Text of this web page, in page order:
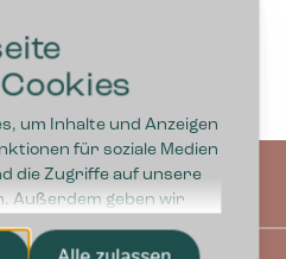
um Inhalte und Anzeigen
für soziale Medien
die Zugriffe auf unsere
Außerdem geben wir
unserer
für soziale Medien,